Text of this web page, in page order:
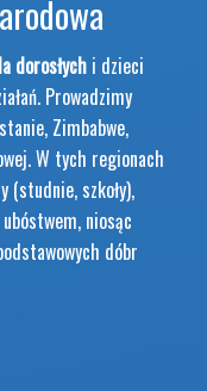
dorosłychi dzieci
Prowadzimy
Zimbabwe,
W tych regionach
szkoły),
niosąc
dóbr